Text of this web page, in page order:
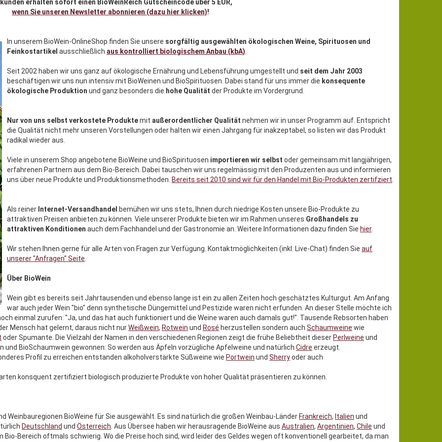
erhalten sofort einen BioWeinReich Gutscheincode über 5 EUR,
wenn Sie unseren Newsletter abonnieren (dazu hier klicken)!
In unserem BioWein-OnlineShop finden Sie unsere sorgfältig ausgewählten ökologischen Weine, Spirituosen und
Feinkostartikel ausschließlich aus kontrolliert biologischem Anbau (kbA).
Seit 2002 haben wir uns ganz auf ökologische Ernährung und Lebensführung umgestellt und seit dem Jahr 2003
beschäftigen wir uns nun intensiv mit BioWeinen und BioSpirituosen. Dabei stand für uns immer die konsequente
ökologische Produktion und ganz besonders die hohe Qualität der Produkte im Vordergrund.
Nur von uns selbst verkostete Produktemit außerordentlicher Qualität nehmen wir in unser Programm auf. Entspricht
die Qualität nicht mehr unseren Vorstellungen oder halten wir einen Jahrgang für inakzeptabel, so listen wir das Produkt
radikal wieder aus.
Viele in unserem Shop angebotene BioWeine und BioSpirituosen importieren wir selbst oder gemeinsam mit langjährigen,
erfahrenen Partnern aus dem Bio-Bereich. Dabei tauschen wir uns regelmässig mit den Produzenten aus und informieren
uns über neue Produkte und Produktionsmethoden. Bereits seit 2010 sind wir für den Handel mit Bio-Produkten zertifziert.
Als reiner Internet-Versandhandel bemühen wir uns stets, Ihnen durch niedrige Kosten unsere Bio-Produkte zu
attraktiven Preisen anbieten zu können. Viele unserer Produkte bieten wir im Rahmen unseres Großhandels zu
attraktiven Konditionen auch dem Fachhandel und der Gastronomie an. Weitere Informationen dazu finden Sie hier.
Wir stehen Ihnen gerne für alle Arten von Fragen zur Verfügung. Kontaktmöglichkeiten (inkl. Live-Chat) finden Sie auf
unserer "Anfragen" Seite.
Über BioWein
Wein gibt es bereits seit Jahrtausenden und ebenso lange ist ein zu allen Zeiten hoch geschätztes Kulturgut. Am Anfang
war auch jeder Wein "bio" denn synthetische Düngemittel und Pestizide waren nicht erfunden. An dieser Stelle möchte ich
einmal zurufen: "Ja, und das hat auch funktioniert und die Weine waren auch damals gut!". Tausende Rebsorten haben
Mensch hat gelernt, daraus nicht nurWeißwein, Rotwein und Rosé herzustellen sondern auch Schaumweine wie
oder Spumante. Die Vielzahl der Namen in den verschiedenen Regionen zeigt die frühe Beliebtheit dieser Perlweine und
und BioSchaumwein gewonnen: So werden aus Äpfeln vorzügliche Apfelweine und natürlich Cidre erzeugt.
Profil zu erreichen entstanden alkoholverstärkte Süßweine wie Portwein und Sherryoder auch
konsquent zertifiziert biologisch produzierte Produkte von hoher Qualität präsentieren zu können.
Weinbauregionen BioWeine für Sie ausgewählt. Es sind natürlich die großen Weinbau-Länder Frankreich, Italien und
Deutschland und Österreich. Aus Übersee haben wir herausragende BioWeine aus Australien, Argentinien, Chile und
Bereich oftmals schwierig. Wo die Preise hoch sind, wird leider des Geldes wegen oft konventionell gearbeitet, da man